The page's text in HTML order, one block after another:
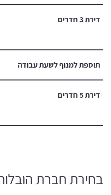
דירת 3 חדרים
תוספת למנוף לשעת עבודה
דירת 5 חדרים
בחירת חברת